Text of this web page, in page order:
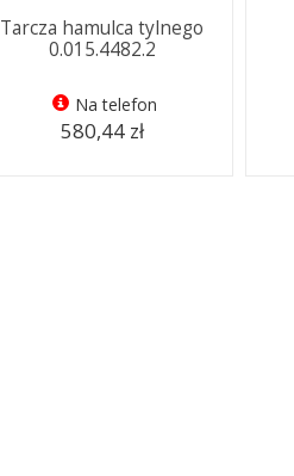
Tarcza hamulca tylnego
0.015.4482.2
Na telefon
580,44 zł